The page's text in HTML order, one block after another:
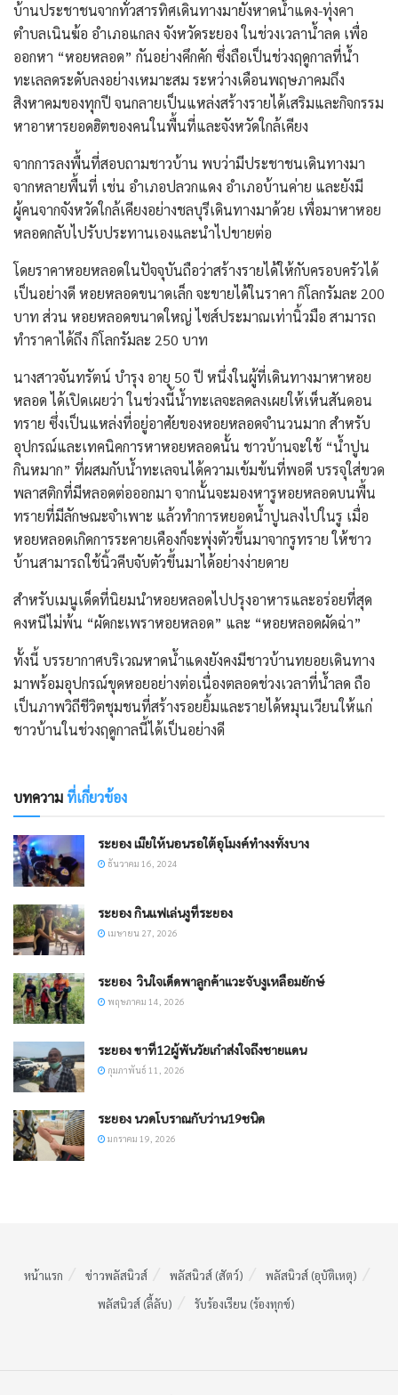
บ้านประชาชนจากทั่วสารทิศเดินทางมายังหาดน้ำแดง-ทุ่งคา
ตำบลเนินฆ้อ อำเภอแกลง จังหวัดระยอง ในช่วงเวลาน้ำลด เพื่อ
ออกหา “หอยหลอด” กันอย่างคึกคัก ซึ่งถือเป็นช่วงฤดูกาลที่น้ำ
ทะเลลดระดับลงอย่างเหมาะสม ระหว่างเดือนพฤษภาคมถึง
สิงหาคมของทุกปี จนกลายเป็นแหล่งสร้างรายได้เสริมและกิจกรรม
หาอาหารยอดฮิตของคนในพื้นที่และจังหวัดใกล้เคียง
​จากการลงพื้นที่สอบถามชาวบ้าน พบว่ามีประชาชนเดินทางมา
จากหลายพื้นที่ เช่น อำเภอปลวกแดง อำเภอบ้านค่าย และยังมี
ผู้คนจากจังหวัดใกล้เคียงอย่างชลบุรีเดินทางมาด้วย เพื่อมาหาหอย
หลอดกลับไปรับประทานเองและนำไปขายต่อ
โดยราคาหอยหลอดในปัจจุบันถือว่าสร้างรายได้ให้กับครอบครัวได้
เป็นอย่างดี หอยหลอดขนาดเล็ก จะขายได้ในราคา กิโลกรัมละ 200
บาท ส่วน หอยหลอดขนาดใหญ่ ไซส์ประมาณเท่านิ้วมือ สามารถ
ทำราคาได้ถึง กิโลกรัมละ 250 บาท
​นางสาวจันทรัตน์ บำรุง อายุ 50 ปี หนึ่งในผู้ที่เดินทางมาหาหอย
หลอด ได้เปิดเผยว่า ในช่วงนี้น้ำทะเลจะลดลงเผยให้เห็นสันดอน
ทราย ซึ่งเป็นแหล่งที่อยู่อาศัยของหอยหลอดจำนวนมาก สำหรับ
อุปกรณ์และเทคนิคการหาหอยหลอดนั้น ชาวบ้านจะใช้ “น้ำปูน
กินหมาก” ที่ผสมกับน้ำทะเลจนได้ความเข้มข้นที่พอดี บรรจุใส่ขวด
พลาสติกที่มีหลอดต่อออกมา จากนั้นจะมองหารูหอยหลอดบนพื้น
ทรายที่มีลักษณะจำเพาะ แล้วทำการหยอดน้ำปูนลงไปในรู เมื่อ
หอยหลอดเกิดการระคายเคืองก็จะพุ่งตัวขึ้นมาจากรูทราย ให้ชาว
บ้านสามารถใช้นิ้วคีบจับตัวขึ้นมาได้อย่างง่ายดาย
สำหรับเมนูเด็ดที่นิยมนำหอยหลอดไปปรุงอาหารและอร่อยที่สุด
คงหนีไม่พ้น “ผัดกะเพราหอยหลอด” และ “หอยหลอดผัดฉ่า”
​ทั้งนี้ บรรยากาศบริเวณหาดน้ำแดงยังคงมีชาวบ้านทยอยเดินทาง
มาพร้อมอุปกรณ์ขุดหอยอย่างต่อเนื่องตลอดช่วงเวลาที่น้ำลด ถือ
เป็นภาพวิถีชีวิตชุมชนที่สร้างรอยยิ้มและรายได้หมุนเวียนให้แก่
ชาวบ้านในช่วงฤดูกาลนี้ได้เป็นอย่างดี
บทความที่เกี่ยวข้อง
ระยอง เมียให้นอนรอใต้อุโมงค์ทำงงทั้งบาง
ธันวาคม 16, 2024
ระยอง กินแฟเล่นงูที่ระยอง​
เมษายน 27, 2026
ระยอง ​ วินใจเด็ดพาลูกค้าแวะจับงูเหลือมยักษ์
พฤษภาคม 14, 2026
ระยอง ขาที่12ผู้พันวัยเก๋าส่งใจถึงชายแดน
กุมภาพันธ์ 11, 2026
ระยอง นวดโบราณกับว่าน19ชนิด
มกราคม 19, 2026
หน้าแรก ข่าวพลัสนิวส์ พลัสนิวส์ (สัตว์)
พลัสนิวส์ (อุบัติเหตุ)
พลัสนิวส์ (ลี้ลับ)
รับร้องเรียน (ร้องทุกข์)